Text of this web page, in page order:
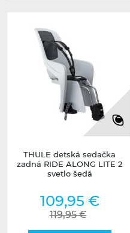
THULE detská sedačka
zadná RIDE ALONG LITE 2
svetlo šedá
109,95 €
119,95 €